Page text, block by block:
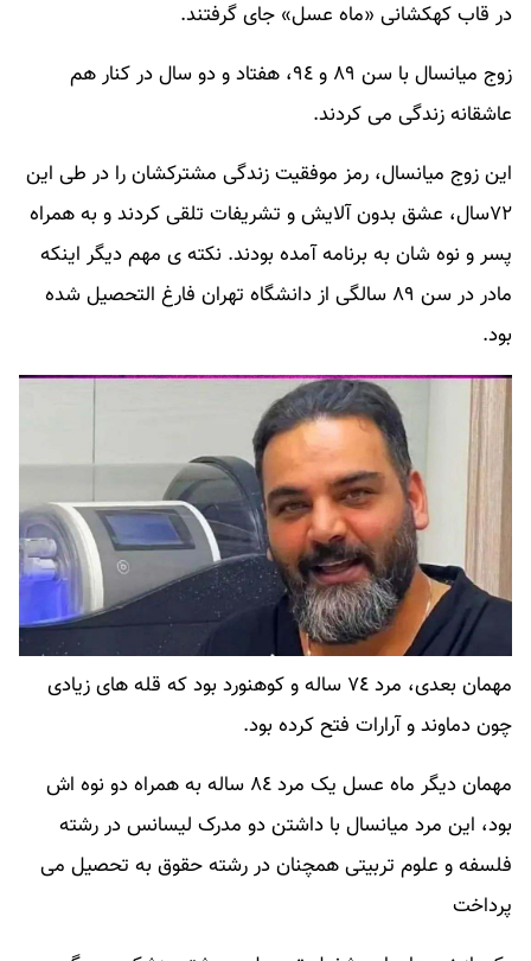
در قاب کهکشانی «ماه عسل» جای گرفتند.
زوج میانسال با سن ٨٩ و ٩٤، هفتاد و دو سال در کنار هم
عاشقانه زندگی می کردند.
این زوج میانسال، رمز موفقیت زندگی مشترکشان را در طی این
٧٢سال، عشق بدون آلایش و تشریفات تلقی کردند و به همراه
پسر و نوه شان به برنامه آمده بودند. نکته ی مهم دیگر اینکه
مادر در سن ٨٩ سالگی از دانشگاه تهران فارغ التحصیل شده
بود.
مهمان بعدی، مرد ٧٤ ساله و کوهنورد بود که قله های زیادی
چون دماوند و آرارات فتح کرده بود.
مهمان دیگر ماه عسل یک مرد ٨٤ ساله به همراه دو نوه اش
بود، این مرد میانسال با داشتن دو مدرک لیسانس در رشته
فلسفه و علوم تربیتی همچنان در رشته حقوق به تحصیل می
پرداخت